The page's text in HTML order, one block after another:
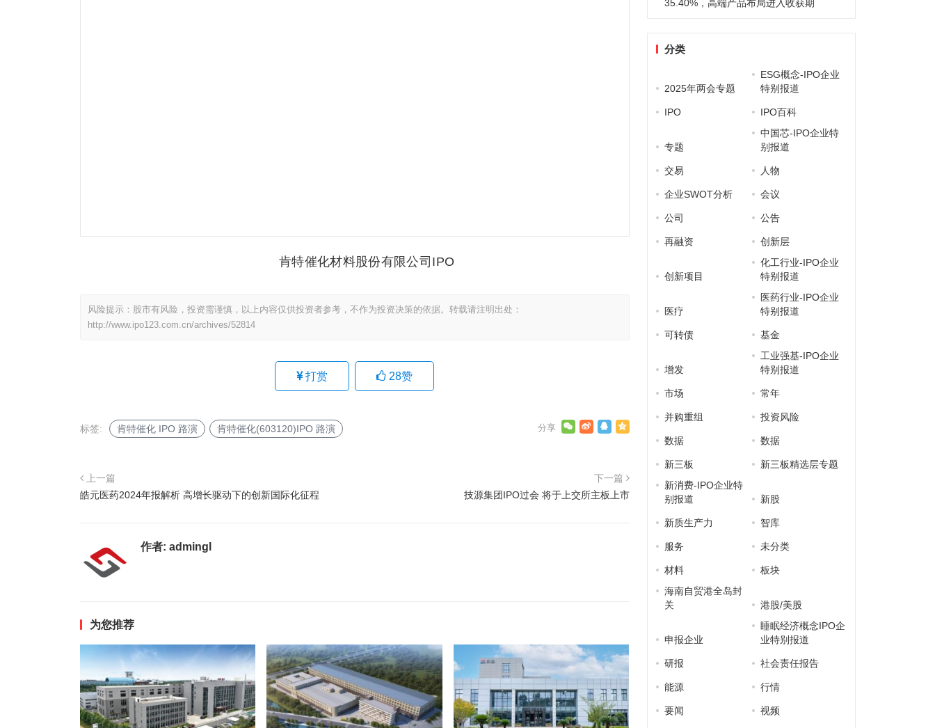
肯特催化材料股份有限公司IPO
风险提示：股市有风险，投资需谨慎，以上内容仅供投资者参考，不作为投资决策的依据。转载请注明出处：
http://www.ipo123.com.cn/archives/52814
打赏 28赞
标签: 肯特催化 IPO 路演 肯特催化(603120)IPO 路演
上一篇
皓元医药2024年报解析 高增长驱动下的创新国际化征程
下一篇
技源集团IPO过会 将于上交所主板上市
作者: admingl
为您推荐
35.40%，高端产品布局进入收获期
分类
2025年两会专题
ESG概念-IPO企业
特别报道
IPO IPO百科
专题
中国芯-IPO企业特
别报道
交易 人物
企业SWOT分析 会议
公司 公告
再融资 创新层
创新项目
化工行业-IPO企业
特别报道
医疗
医药行业-IPO企业
特别报道
可转债 基金
增发
工业强基-IPO企业
特别报道
市场 常年
并购重组 投资风险
数据 数据
新三板
新三板精选层专题
新消费-IPO企业特
别报道
新股
新质生产力 智库
服务 未分类
材料
板块
海南自贸港全岛封
关
港股/美股
申报企业
睡眠经济概念IPO企
业特别报道
研报 社会责任报告
能源 行情
要闻 视频